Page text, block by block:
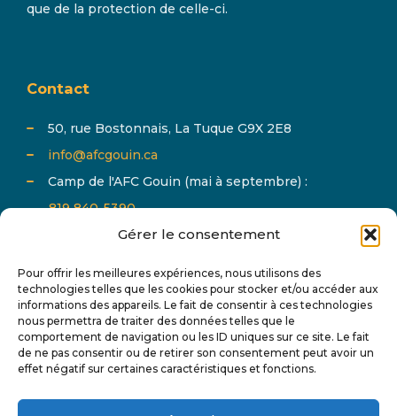
Gérer le consentement
Pour offrir les meilleures expériences, nous utilisons des
technologies telles que les cookies pour stocker et/ou accéder aux
informations des appareils. Le fait de consentir à ces technologies
nous permettra de traiter des données telles que le
comportement de navigation ou les ID uniques sur ce site. Le fait
de ne pas consentir ou de retirer son consentement peut avoir un
effet négatif sur certaines caractéristiques et fonctions.
que de la protection de celle-ci.
Contact
50, rue Bostonnais, La Tuque G9X 2E8
info@afcgouin.ca
Camp de l'AFC Gouin (mai à septembre) :
819 840-5390
Abonnez-vous à notre infolettre et suivez-nous sur
les réseaux sociaux pour tout connaître de l'actualité
de AFC Gouin.